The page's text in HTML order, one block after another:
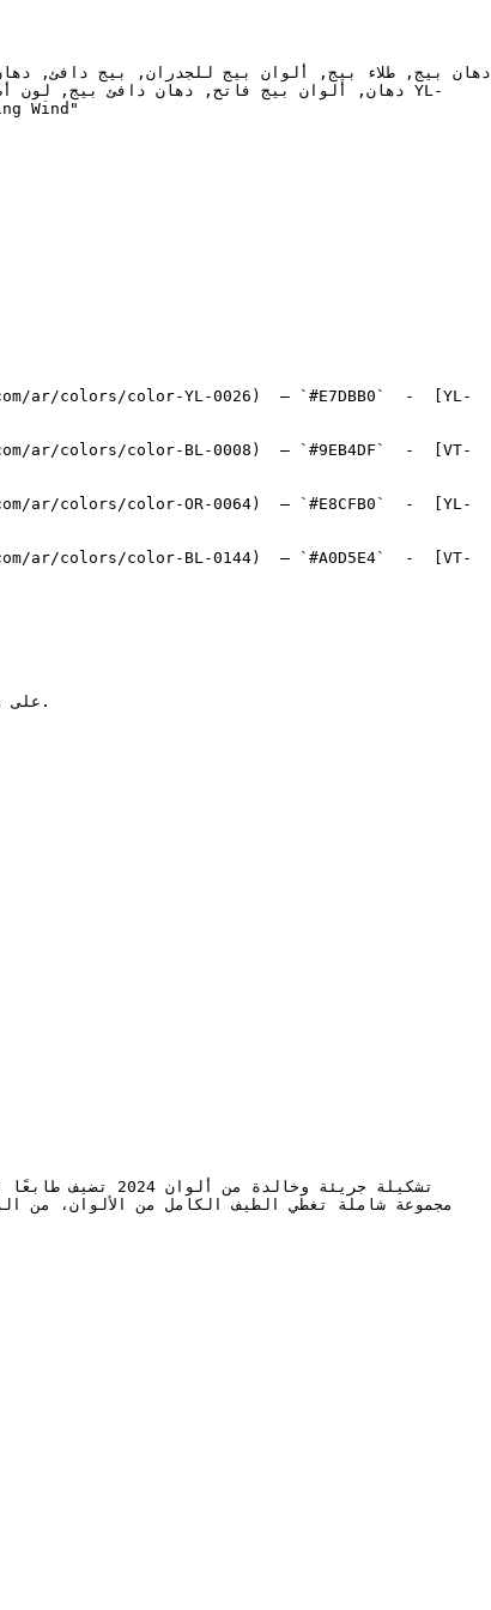
ar/colors/color-YL-0026)  — `#E7DBB0`  -  [YL-
ar/colors/color-BL-0008)  — `#9EB4DF`  -  [VT-
ar/colors/color-OR-0064)  — `#E8CFB0`  -  [YL-
ar/colors/color-BL-0144)  — `#A0D5E4`  -  [VT-